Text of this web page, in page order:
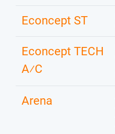
Econcept ST
Econcept TECH
A⁄C
Arena